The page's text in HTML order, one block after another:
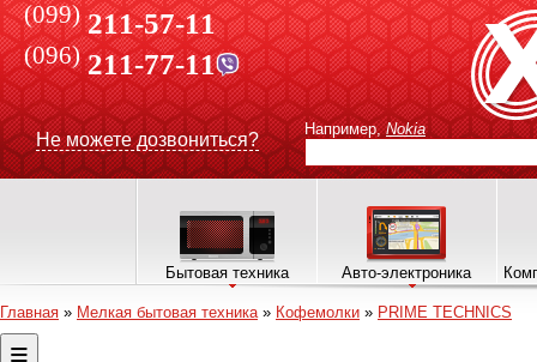
(099) 211-57-11
(096)211-77-11
Не можете дозвониться?
Например, Nokia
Бытовая техника Авто-электроника
Главная » Мелкая бытовая техника» Кофемолки » PRIME TECHNICS